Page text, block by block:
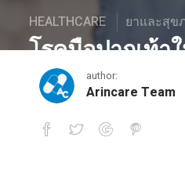
HEALTHCARE ยาและสุข
โรคมือปากเท้า
February 15, 2021
author:
Arincare Team